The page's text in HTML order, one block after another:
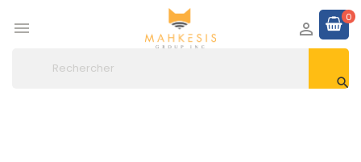

0

